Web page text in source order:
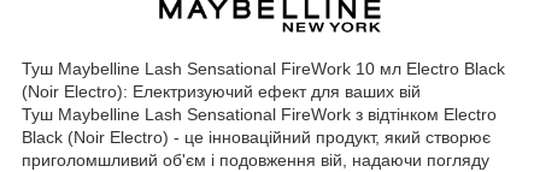
Туш Maybelline Lash Sensational FireWork 10 мл Electro Black
(Noir Electro): Електризуючий ефект для ваших вій
Туш Maybelline Lash Sensational FireWork з відтінком Electro
Black (Noir Electro) - це інноваційний продукт, який створює
приголомшливий об'єм і подовження вій, надаючи погляду